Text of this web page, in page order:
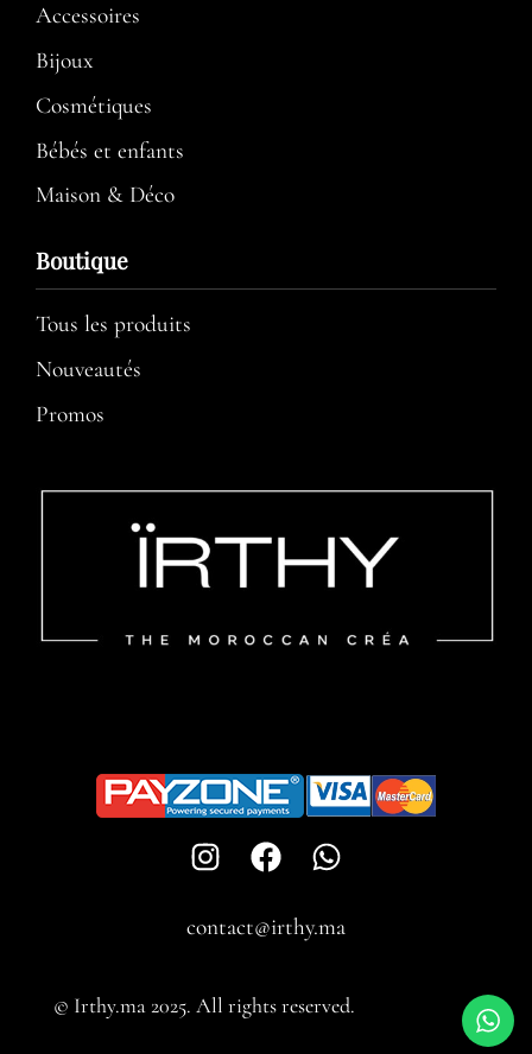
Accessoires
Bijoux
Cosmétiques
Bébés et enfants
Maison & Déco
Boutique
Tous les produits
Nouveautés
Promos
contact@irthy.ma​
© Irthy.ma 2025. All rights reserved.